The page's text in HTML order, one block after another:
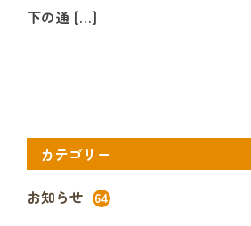
下の通 […]
カテゴリー
お知らせ
64